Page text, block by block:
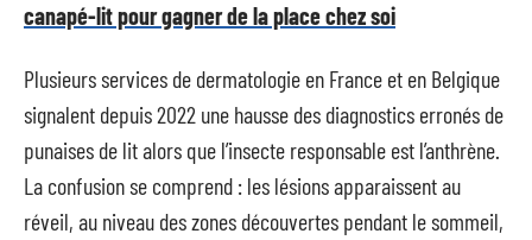
canapé-lit pour gagner de la place chez soi
Plusieurs services de dermatologie en France et en Belgique
signalent depuis 2022 une hausse des diagnostics erronés de
punaises de lit alors que l’insecte responsable est l’anthrène.
La confusion se comprend : les lésions apparaissent au
réveil, au niveau des zones découvertes pendant le sommeil,